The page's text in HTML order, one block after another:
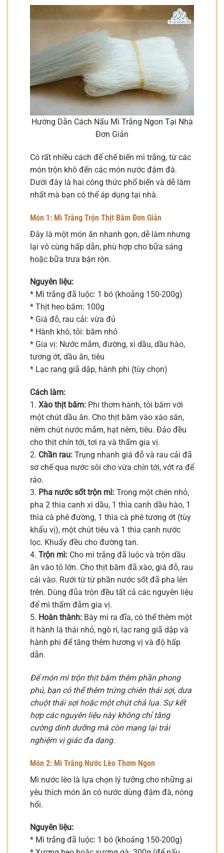
Hướng Dẫn Cách Nấu Mì Trắng Ngon Tại Nhà
Đơn Giản
Có rất nhiều cách để chế biến mì trắng, từ các
món trộn khô đến các món nước đậm đà.
Dưới đây là hai công thức phổ biến và dễ làm
nhất mà bạn có thể áp dụng tại nhà.
Món 1: Mì Trắng Trộn Thịt Băm Đơn Giản
Đây là một món ăn nhanh gọn, dễ làm nhưng
lại vô cùng hấp dẫn, phù hợp cho bữa sáng
hoặc bữa trưa bận rộn.
Nguyên liệu:
* Mì trắng đã luộc: 1 bó (khoảng 150-200g)
* Thịt heo băm: 100g
* Giá đỗ, rau cải: vừa đủ
* Hành khô, tỏi: băm nhỏ
* Gia vị: Nước mắm, đường, xì dầu, dầu hào,
tương ớt, dầu ăn, tiêu
* Lạc rang giã dập, hành phi (tùy chọn)
Cách làm:
1. Xào thịt băm: Phi thơm hành, tỏi băm với
một chút dầu ăn. Cho thịt băm vào xào săn,
nêm chút nước mắm, hạt nêm, tiêu. Đảo đều
cho thịt chín tới, tơi ra và thấm gia vị.
2. Chần rau: Trụng nhanh giá đỗ và rau cải đã
sơ chế qua nước sôi cho vừa chín tới, vớt ra để
ráo.
3. Pha nước sốt trộn mì: Trong một chén nhỏ,
pha 2 thìa canh xì dầu, 1 thìa canh dầu hào, 1
thìa cà phê đường, 1 thìa cà phê tương ớt (tùy
khẩu vị), một chút tiêu và 1 thìa canh nước
lọc. Khuấy đều cho đường tan.
4. Trộn mì: Cho mì trắng đã luộc và trộn dầu
ăn vào tô lớn. Cho thịt băm đã xào, giá đỗ, rau
cải vào. Rưới từ từ phần nước sốt đã pha lên
trên. Dùng đũa trộn đều tất cả các nguyên liệu
để mì thấm đẫm gia vị.
5. Hoàn thành: Bày mì ra đĩa, có thể thêm một
ít hành lá thái nhỏ, ngò rí, lạc rang giã dập và
hành phi để tăng thêm hương vị và độ hấp
dẫn.
Để món mì trộn thịt băm thêm phần phong
phú, bạn có thể thêm trứng chiên thái sợi, dưa
chuột thái sợi hoặc một chút chả lụa. Sự kết
hợp các nguyên liệu này không chỉ tăng
cường dinh dưỡng mà còn mang lại trải
nghiệm vị giác đa dạng.
Món 2: Mì Trắng Nước Lèo Thơm Ngon
Mì nước lèo là lựa chọn lý tưởng cho những ai
yêu thích món ăn có nước dùng đậm đà, nóng
hổi.
Nguyên liệu:
* Mì trắng đã luộc: 1 bó (khoảng 150-200g)